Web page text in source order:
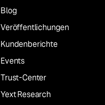
Blog
Veröffentlichungen
Kundenberichte
Events
Trust-Center
Yext Research